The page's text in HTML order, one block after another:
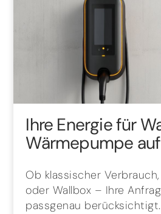
Ihre Energie für
Wärmepumpe
Ob klassischer
oder Wallbox – Ihre
passgenau berücksichtigt.